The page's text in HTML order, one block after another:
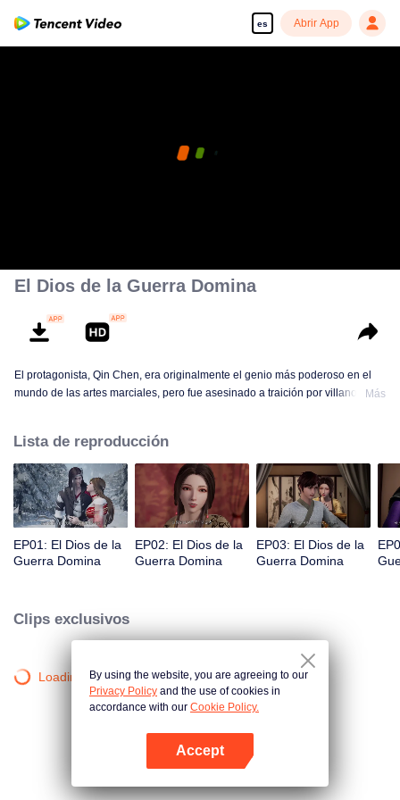
es Abrir App
El Dios de la Guerra Domina
El protagonista, Qin Chen, era originalmente el genio más poderoso en el
mundo de las artes marciales, pero fue asesinado a traición por villanos,
espada...
Más
Lista de reproducción
EP01: El Dios de la
Guerra Domina
EP02: El Dios de la
Guerra Domina
EP03: El Dios de la
Guerra Domina
Clips exclusivos
Loading…By using the website, you are agreeing to our
Privacy Policy and the use of cookies in
accordance with our Cookie Policy.
Accept